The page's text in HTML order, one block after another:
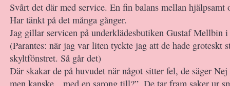
Svårt det där med service. En fin balans mellan hjälpsamt
Har tänkt på det många gånger.
Jag gillar servicen på underklädesbutiken Gustaf Mellbin
(Parantes: när jag var liten tyckte jag att de hade groteskt
skyltfönstret. Så går det)
Där skakar de på huvudet när något sitter fel, de säger
men kanske…med en sarong till?”. De tar fram saker ur